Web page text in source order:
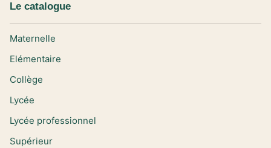
Le catalogue
Maternelle
Elémentaire
Collège
Lycée
Lycée professionnel
Supérieur